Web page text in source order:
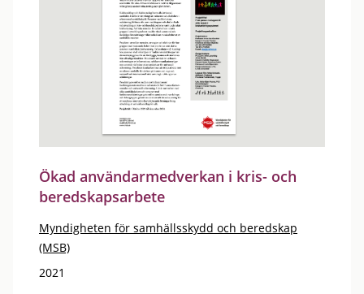
Ökad användarmedverkan i kris- och
beredskapsarbete
Myndigheten för samhällsskydd och beredskap
(MSB)
2021